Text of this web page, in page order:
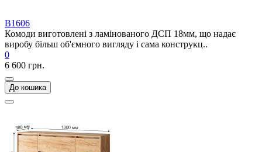
В1606
Комоди виготовлені з ламінованого ДСП 18мм, що надає
виробу більш об'ємного вигляду і сама конструкц..
0
6 600 грн.
До кошика